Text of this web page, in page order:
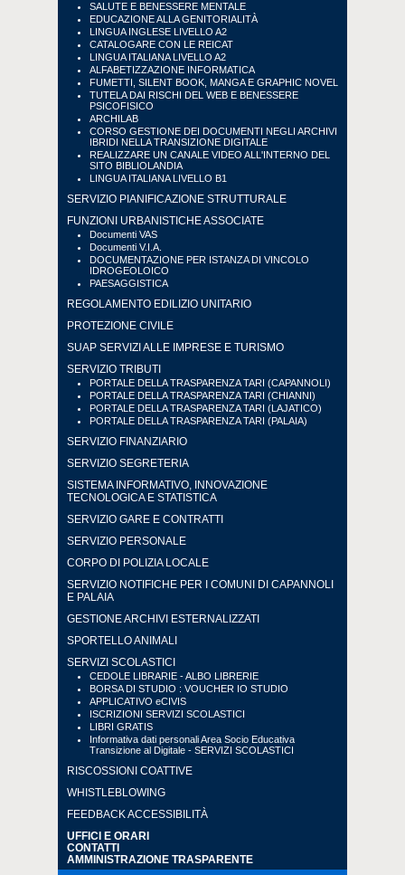
SALUTE E BENESSERE MENTALE
EDUCAZIONE ALLA GENITORIALITÀ
LINGUA INGLESE LIVELLO A2
CATALOGARE CON LE REICAT
LINGUA ITALIANA LIVELLO A2
ALFABETIZZAZIONE INFORMATICA
FUMETTI, SILENT BOOK, MANGA E GRAPHIC NOVEL
TUTELA DAI RISCHI DEL WEB E BENESSERE
PSICOFISICO
ARCHILAB
CORSO GESTIONE DEI DOCUMENTI NEGLI ARCHIVI
IBRIDI NELLA TRANSIZIONE DIGITALE
REALIZZARE UN CANALE VIDEO ALL'INTERNO DEL
SITO BIBLIOLANDIA
LINGUA ITALIANA LIVELLO B1
SERVIZIO PIANIFICAZIONE STRUTTURALE
FUNZIONI URBANISTICHE ASSOCIATE
Documenti VAS
Documenti V.I.A.
DOCUMENTAZIONE PER ISTANZA DI VINCOLO
IDROGEOLOICO
PAESAGGISTICA
REGOLAMENTO EDILIZIO UNITARIO
PROTEZIONE CIVILE
SUAP SERVIZI ALLE IMPRESE E TURISMO
SERVIZIO TRIBUTI
PORTALE DELLA TRASPARENZA TARI (CAPANNOLI)
PORTALE DELLA TRASPARENZA TARI (CHIANNI)
PORTALE DELLA TRASPARENZA TARI (LAJATICO)
PORTALE DELLA TRASPARENZA TARI (PALAIA)
SERVIZIO FINANZIARIO
SERVIZIO SEGRETERIA
SISTEMA INFORMATIVO, INNOVAZIONE
TECNOLOGICA E STATISTICA
SERVIZIO GARE E CONTRATTI
SERVIZIO PERSONALE
CORPO DI POLIZIA LOCALE
SERVIZIO NOTIFICHE PER I COMUNI DI CAPANNOLI
E PALAIA
GESTIONE ARCHIVI ESTERNALIZZATI
SPORTELLO ANIMALI
SERVIZI SCOLASTICI
CEDOLE LIBRARIE - ALBO LIBRERIE
BORSA DI STUDIO : VOUCHER IO STUDIO
APPLICATIVO eCIVIS
ISCRIZIONI SERVIZI SCOLASTICI
LIBRI GRATIS
Informativa dati personali Area Socio Educativa
Transizione al Digitale - SERVIZI SCOLASTICI
RISCOSSIONI COATTIVE
WHISTLEBLOWING
FEEDBACK ACCESSIBILITÀ
UFFICI E ORARI
CONTATTI
AMMINISTRAZIONE TRASPARENTE